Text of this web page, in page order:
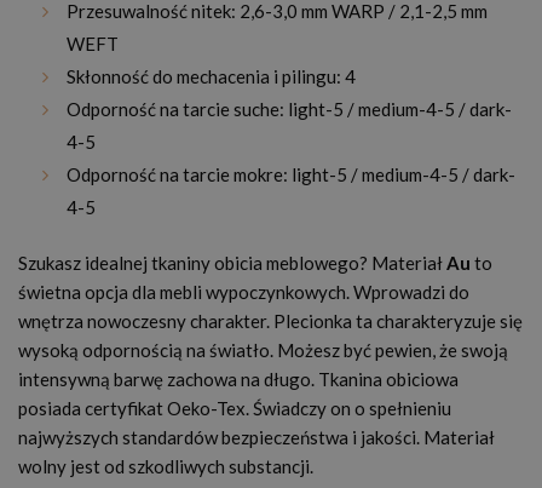
Przesuwalność nitek: 2,6-3,0 mm WARP / 2,1-2,5 mm
WEFT
Skłonność do mechacenia i pilingu: 4
Odporność na tarcie suche: light-5 / medium-4-5 / dark-
4-5
Odporność na tarcie mokre: light-5 / medium-4-5 / dark-
4-5
Szukasz idealnej tkaniny obicia meblowego? MateriałAu to
świetna opcja dla mebli wypoczynkowych. Wprowadzi do
wnętrza nowoczesny charakter. Plecionka ta charakteryzuje się
wysoką odpornością na światło. Możesz być pewien, że swoją
intensywną barwę zachowa na długo. Tkanina obiciowa
posiada certyfikat Oeko-Tex. Świadczy on o spełnieniu
najwyższych standardów bezpieczeństwa i jakości. Materiał
wolny jest od szkodliwych substancji.